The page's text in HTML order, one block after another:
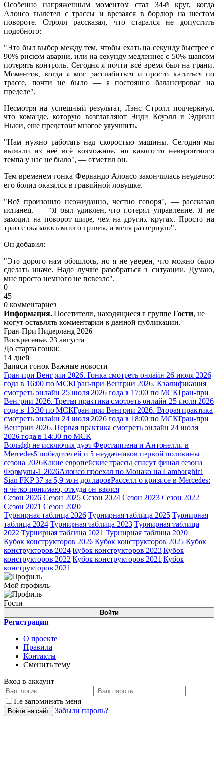
Особенно напряженным моментом стал 34-й круг, когда
Алонсо вылетел с трассы и врезался в бордюр на шестом
повороте. Стролл рассказал, что старался не допустить
подобного:
"Это был выбор между тем, чтобы ехать на секунду быстрее с
90% риском аварии, или на секунду медленнее с 50% шансом
потерять контроль. Сегодня я почти всё время был на грани.
Моментов, когда я мог расслабиться и просто катиться по
трассе, почти не было — я постоянно балансировал на
пределе".
Несмотря на успешный результат, Лэнс Стролл подчеркнул,
что команде, которую возглавляют Энди Коуэлл и Эдриан
Ньюи, еще предстоит многое улучшить.
"Нам нужно работать над скоростью машины. Сегодня мы
выжали из неё всё возможное, но какого-то невероятного
темпа у нас не было", — отметил он.
Тем временем гонка Фернандо Алонсо закончилась неудачно:
его болид оказался в гравийной ловушке.
"Всё произошло неожиданно, честно говоря", — рассказал
испанец. — "Я был удивлён, что потерял управление. Я не
заходил на поворот шире, чем на других кругах. Просто на
трассе оказалось много гравия, и меня развернуло".
Он добавил:
"Это дорого нам обошлось, но я не уверен, что можно было
сделать иначе. Надо лучше разобраться в ситуации. Думаю,
мне просто немного не повезло".
0
45
0 комментариев
Информация. Посетители, находящиеся в группе Гости, не
могут оставлять комментарии к данной публикации.
Гран-При Нидерланд 2026
Воскресенье, 23 августа
До старта гонки:
14 дней
Записи гонок Важные новости
Гран-при Венгрии 2026. Гонка смотреть онлайн 26 июля 2026
года в 16:00 по МСКГран-при Венгрии 2026. Квалификация
смотреть онлайн 25 июля 2026 года в 17:00 по МСКГран-при
Венгрии 2026. Третья практика смотреть онлайн 25 июля 2026
года в 13:30 по МСКГран-при Венгрии 2026. Вторая практика
смотреть онлайн 24 июля 2026 года в 18:00 по МСКГран-при
Венгрии 2026. Первая практика смотреть онлайн 24 июля
2026 года в 14:30 по МСК
Вольфф не исключил дуэт Ферстаппена и Антонелли в
Mercedes5 победителей и 5 неудачников первой половины
сезона 2026Какие европейские трассы спасут финал сезона
Формулы-1 2026Алонсо проехал по Монако на Lamborghini
Sian FKP 37 за 5,9 млн долларовРасселл о кризисе в Mercedes:
я чётко понимаю, откуда он взялся
Сезон 2026 Сезон 2025 Сезон 2024 Сезон 2023 Сезон 2022
Сезон 2021 Сезон 2020
Турнирная таблица 2026 Турнирная таблица 2025 Турнирная
таблица 2024 Турнирная таблица 2023 Турнирная таблица
2022 Турнирная таблица 2021 Турнирная таблица 2020
Кубок конструкторов 2026 Кубок конструкторов 2025 Кубок
конструкторов 2024 Кубок конструкторов 2023 Кубок
конструкторов 2022 Кубок конструкторов 2021 Кубок
конструкторов 2021
Мой профиль
Гости
Войти
Регистрация
О проекте
Правила
Контакты
Сменить тему
Вход в аккаунт
Не запоминать меня
Войти на сайт Забыли пароль?